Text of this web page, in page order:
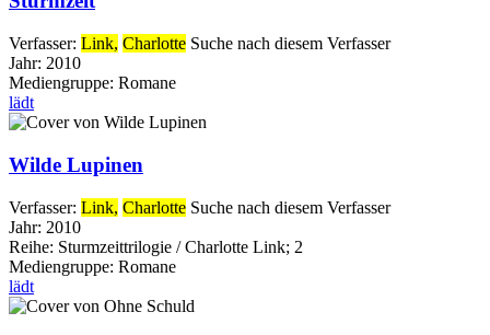
Verfasser: Link, Charlotte Suche nach diesem Verfasser
Jahr: 2010
Mediengruppe: Romane
lädt
Wilde Lupinen
Verfasser: Link, Charlotte Suche nach diesem Verfasser
Jahr: 2010
Reihe: Sturmzeittrilogie / Charlotte Link; 2
Mediengruppe: Romane
lädt